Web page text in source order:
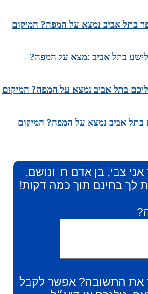
בתל אביב נמצא על המפה? המיקום
בתל אביב נמצא על המפה?
בתל אביב נמצא על המפה? המיקום
בתל אביב נמצא על המפה? המיקום
צבי, בן אדם חי ונושם,
לך בחינם תוך כמה דקות!
את התשובה? אפשר לקבל